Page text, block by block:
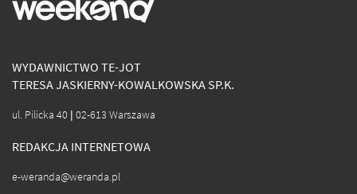
WYDAWNICTWO TE-JOT
TERESA JASKIERNY-KOWALKOWSKA SP.K.
ul. Pilicka 40 | 02-613 Warszawa
REDAKCJA INTERNETOWA
e-weranda@weranda.pl